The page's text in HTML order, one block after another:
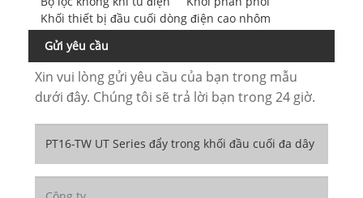
Khối thiết bị đầu cuối dòng điện cao nhôm
Gửi yêu cầu
Xin vui lòng gửi yêu cầu của bạn trong mẫu
dưới đây. Chúng tôi sẽ trả lời bạn trong 24 giờ.